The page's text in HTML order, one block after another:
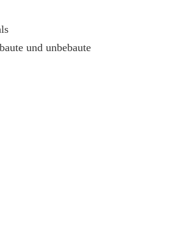
und unbebaute